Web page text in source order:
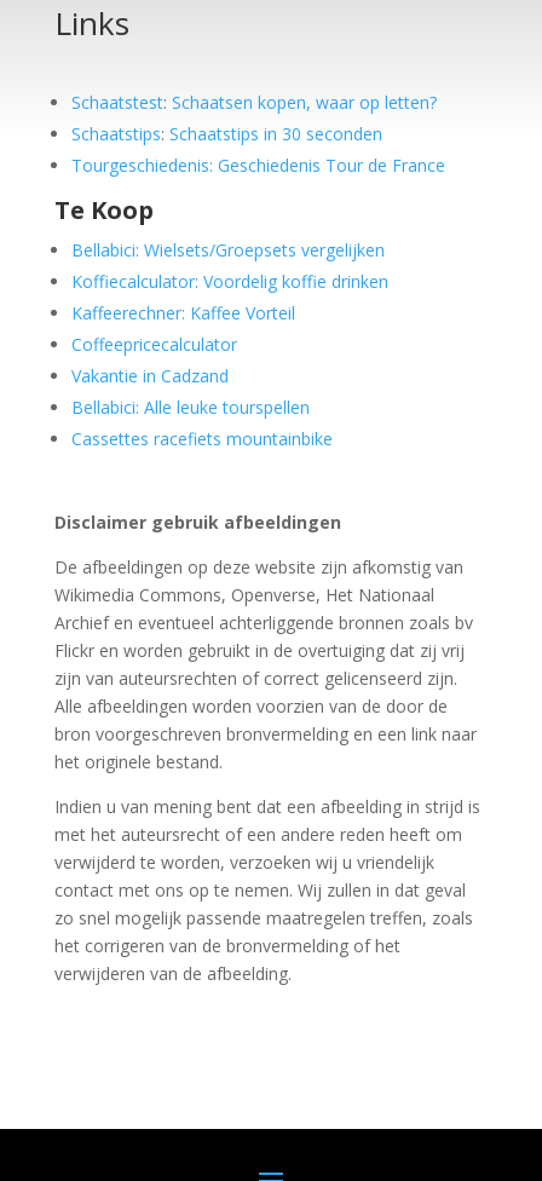
Links
Schaatstest: Schaatsen kopen, waar op letten?
Schaatstips: Schaatstips in 30 seconden
Tourgeschiedenis: Geschiedenis Tour de France
Te Koop
Bellabici: Wielsets/Groepsets vergelijken
Koffiecalculator: Voordelig koffie drinken
Kaffeerechner: Kaffee Vorteil
Coffeepricecalculator
Vakantie in Cadzand
Bellabici: Alle leuke tourspellen
Cassettes racefiets mountainbike
Disclaimer gebruik afbeeldingen
De afbeeldingen op deze website zijn afkomstig van
Wikimedia Commons, Openverse, Het Nationaal
Archief en eventueel achterliggende bronnen zoals bv
Flickr en worden gebruikt in de overtuiging dat zij vrij
zijn van auteursrechten of correct gelicenseerd zijn.
Alle afbeeldingen worden voorzien van de door de
bron voorgeschreven bronvermelding en een link naar
het originele bestand.
Indien u van mening bent dat een afbeelding in strijd is
met het auteursrecht of een andere reden heeft om
verwijderd te worden, verzoeken wij u vriendelijk
contact met ons op te nemen. Wij zullen in dat geval
zo snel mogelijk passende maatregelen treffen, zoals
het corrigeren van de bronvermelding of het
verwijderen van de afbeelding.